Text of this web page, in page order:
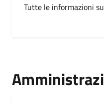
Tutte le informazioni